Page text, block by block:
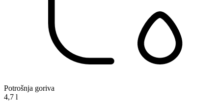
Potrošnja goriva
4,7 l